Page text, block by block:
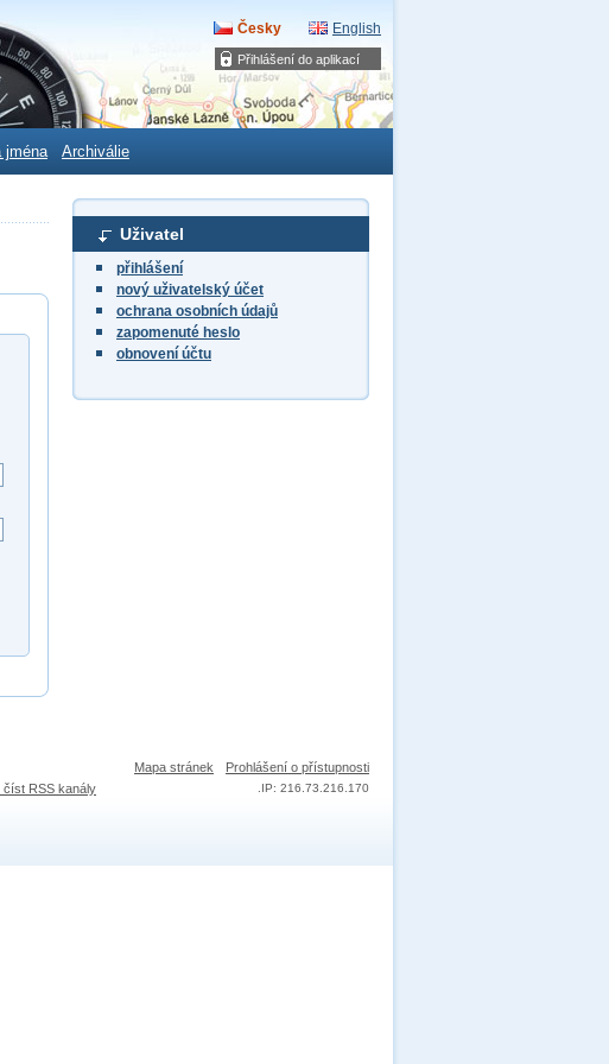
Přihlášení do aplikací
Česky English
jména Archiválie
Uživatel
přihlášení
nový uživatelský účet
ochrana osobních údajů
zapomenuté heslo
obnovení účtu
Mapa stránek Prohlášení o přístupnosti
IP: 216.73.216.170
číst RSS kanály